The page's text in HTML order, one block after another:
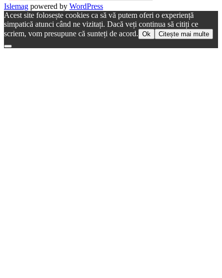
Islemag powered by WordPress
Acest site folosește cookies ca să vă putem oferi o experiență
simpatică atunci când ne vizitați. Dacă veți continua să citiți ce
scriem, vom presupune că sunteți de acord. Ok Citește mai multe